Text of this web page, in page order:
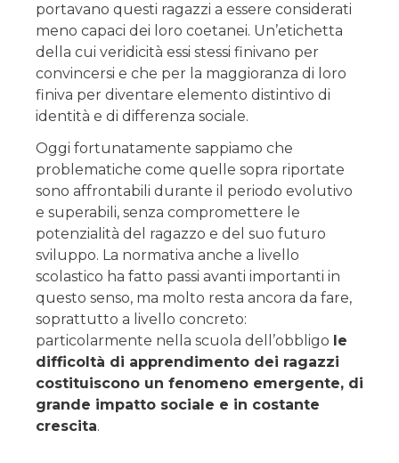
portavano questi ragazzi a essere considerati
meno capaci dei loro coetanei. Un’etichetta
della cui veridicità essi stessi finivano per
convincersi e che per la maggioranza di loro
finiva per diventare elemento distintivo di
identità e di differenza sociale.
Oggi fortunatamente sappiamo che
problematiche come quelle sopra riportate
sono affrontabili durante il periodo evolutivo
e superabili, senza compromettere le
potenzialità del ragazzo e del suo futuro
sviluppo. La normativa anche a livello
scolastico ha fatto passi avanti importanti in
questo senso, ma molto resta ancora da fare,
soprattutto a livello concreto:
particolarmente nella scuola dell’obbligo le
difficoltà di apprendimento dei ragazzi
costituiscono un fenomeno emergente, di
grande impatto sociale e in costante
crescita.